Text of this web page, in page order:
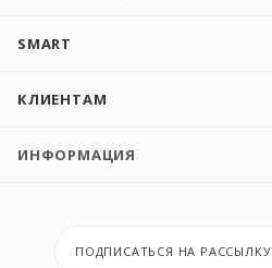
SMART
КЛИЕНТАМ
ИНФОРМАЦИЯ
ПОДПИСАТЬСЯ НА РАССЫЛКУ